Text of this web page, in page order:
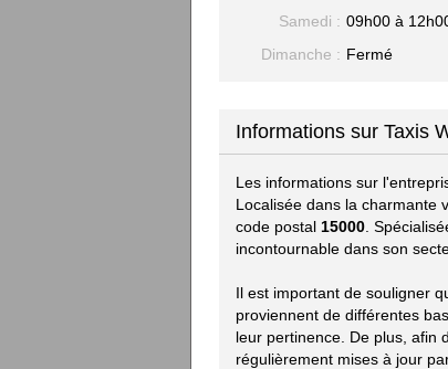
Samedi : 09h00 à
Dimanche : Fermé
Informations sur Taxis
Les informations sur
Localisée dans la charmante
code postal 15000 .
incontournable dans son
Il est important de souligner
proviennent de différentes
leur pertinence. De plus, afin
régulièrement mises à jour